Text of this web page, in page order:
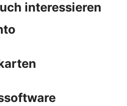
interessieren